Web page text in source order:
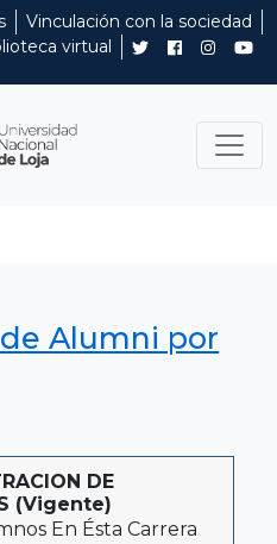
Vinculación con la sociedad
virtual
Alumni por
DE
(Vigente)
En Ésta Carrera